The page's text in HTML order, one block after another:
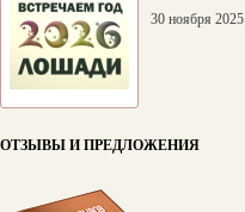
30 ноября 2025
ОТЗЫВЫ И ПРЕДЛОЖЕНИЯ